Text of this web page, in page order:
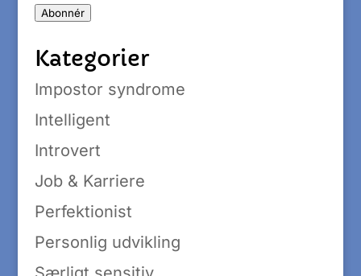
Abonnér
Kategorier
Impostor syndrome
Intelligent
Introvert
Job & Karriere
Perfektionist
Personlig udvikling